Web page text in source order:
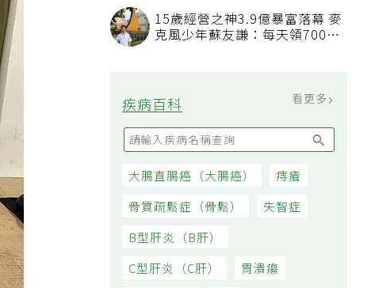
15歲經營之神3.9億暴富落幕 麥
克風少年蘇友謙：每天領700元
疾病百科
大腸直腸癌（大腸癌） 痔瘡
骨質疏鬆症（骨鬆） 失智症
B型肝炎（B肝）
C型肝炎（C肝）